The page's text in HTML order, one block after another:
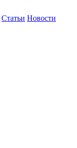
Статьи Новости